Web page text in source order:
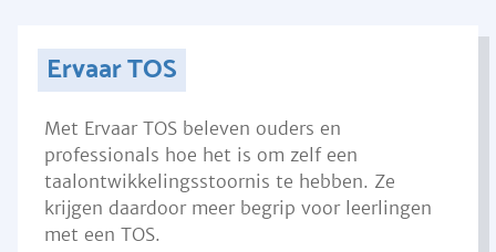
Ervaar TOS
Met Ervaar TOS beleven ouders en
professionals hoe het is om zelf een
taalontwikkelingsstoornis te hebben. Ze
krijgen daardoor meer begrip voor leerlingen
met een TOS.